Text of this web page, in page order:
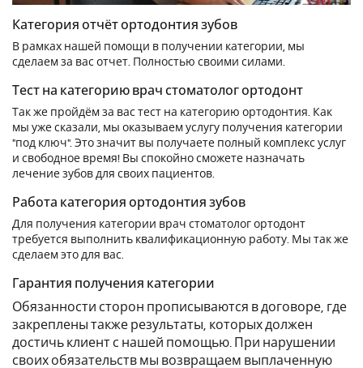
Категория отчёт ортодонтия зубов
В рамках нашей помощи в получении категории, мы
сделаем за вас отчет. Полностью своими силами.
Тест на категорию врач стоматолог ортодонт
Так же пройдём за вас тест на категорию ортодонтия. Как
мы уже сказали, мы оказываем услугу получения категории
"под ключ". Это значит вы получаете полный комплекс услуг
и свободное время! Вы спокойно сможете назначать
лечение зубов для своих пациентов.
Работа категория ортодонтия зубов
Для получения категории врач стоматолог ортодонт
требуется выполнить квалификационную работу. Мы так же
сделаем это для вас.
Гарантия получения категории
Обязанности сторон прописываются в договоре, где
закреплены также результаты, которых должен
достичь клиент с нашей помощью. При нарушении
своих обязательств мы возвращаем выплаченную